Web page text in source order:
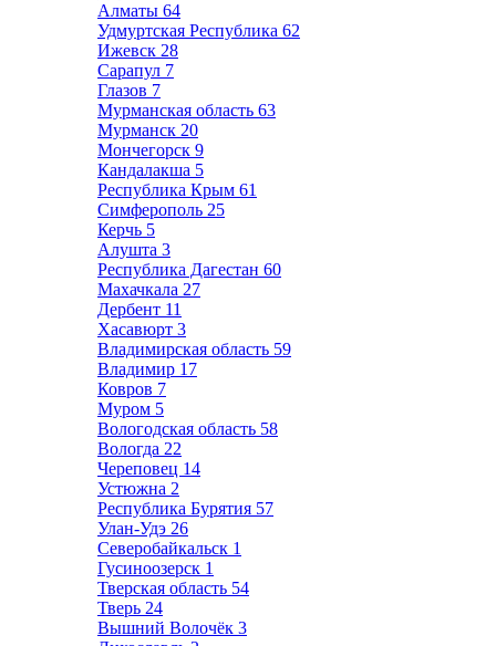
Алматы 64
Удмуртская Республика 62
Ижевск 28
Сарапул 7
Глазов 7
Мурманская область 63
Мурманск 20
Мончегорск 9
Кандалакша 5
Республика Крым 61
Симферополь 25
Керчь 5
Алушта 3
Республика Дагестан 60
Махачкала 27
Дербент 11
Хасавюрт 3
Владимирская область 59
Владимир 17
Ковров 7
Муром 5
Вологодская область 58
Вологда 22
Череповец 14
Устюжна 2
Республика Бурятия 57
Улан-Удэ 26
Северобайкальск 1
Гусиноозерск 1
Тверская область 54
Тверь 24
Вышний Волочёк 3